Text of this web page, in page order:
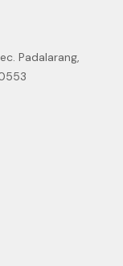
Padalarang,